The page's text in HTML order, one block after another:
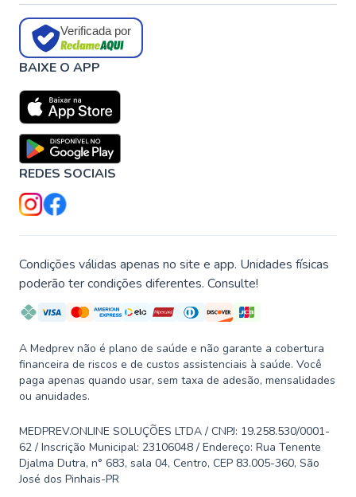
Verificada por
BAIXE O APP
REDES SOCIAIS
Condições válidas apenas no site e app. Unidades físicas
poderão ter condições diferentes. Consulte!
A Medprev não é plano de saúde e não garante a cobertura
financeira de riscos e de custos assistenciais à saúde. Você
paga apenas quando usar, sem taxa de adesão, mensalidades
ou anuidades.
MEDPREV.ONLINE SOLUÇÕES LTDA / CNPJ: 19.258.530/0001-
62 / Inscrição Municipal: 23106048 / Endereço: Rua Tenente
Djalma Dutra, n° 683, sala 04, Centro, CEP 83.005-360, São
José dos Pinhais-PR